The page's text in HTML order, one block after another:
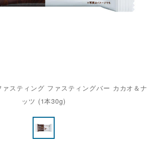
ァスティング ファスティングバー カカオ＆ナ
ッツ (1本30g)